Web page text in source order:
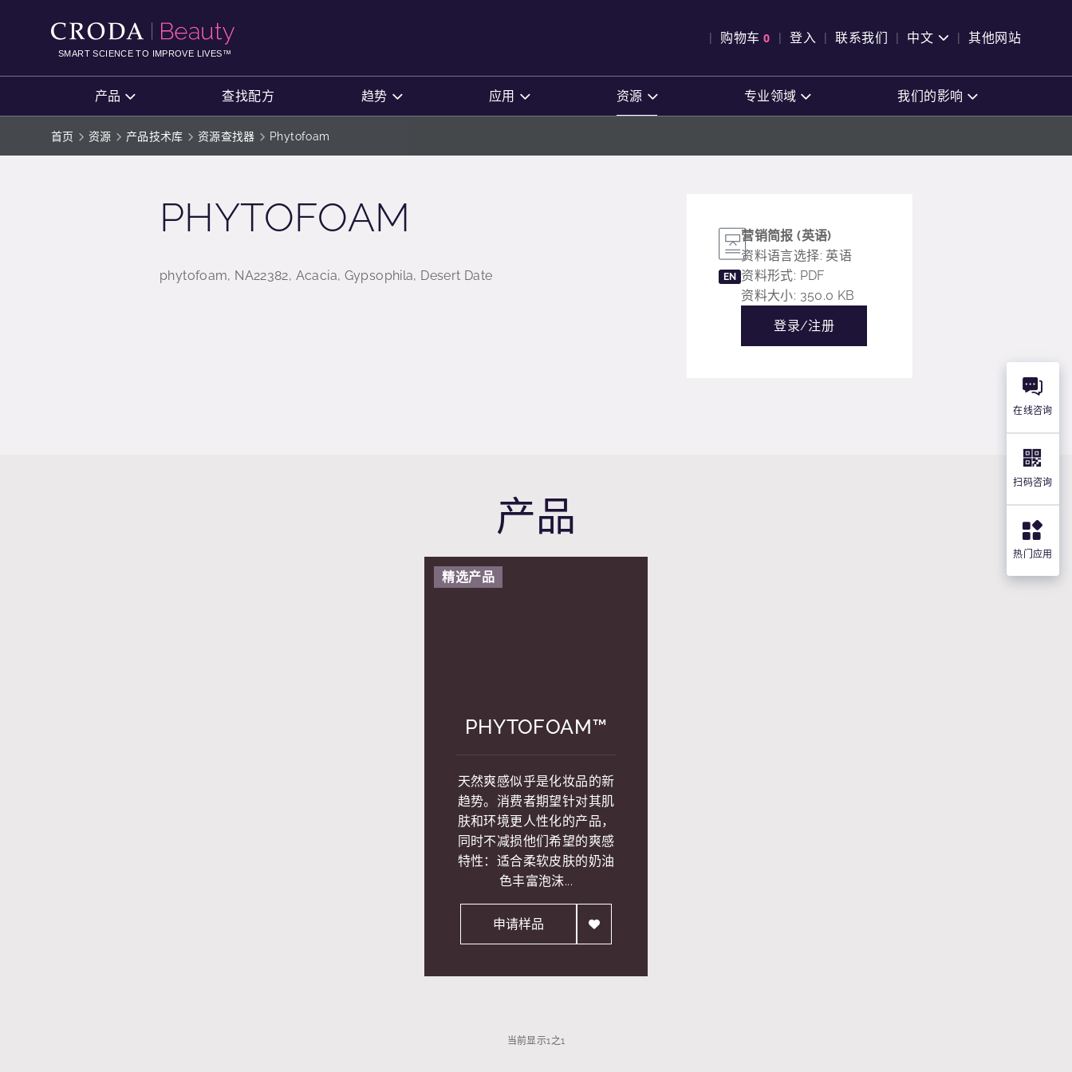
CONTENTSMART SCIENCE TO IMPROVE LIVES™
购物车 0
查看购物车
登入 联系我们 中文 其他网站
产品 查找配方 趋势 应用 资源 专业领域 我们的影响
首页 资源 产品技术库 资源查找器 Phytofoam
PHYTOFOAM
phytofoam, NA22382, Acacia, Gypsophila, Desert Date EN
营销简报 (英语)
资料语言选择: 英语
资料形式: PDF
资料大小: 350.0 KB
登录/注册
产品
精选产品
PHYTOFOAM™
天然爽感似乎是化妆品的新
趋势。消费者期望针对其肌
肤和环境更人性化的产品，
同时不减损他们希望的爽感
特性：适合柔软皮肤的奶油
色丰富泡沫...
申请样品
当前显示1 之1
在线咨询
扫码咨询
热门应用